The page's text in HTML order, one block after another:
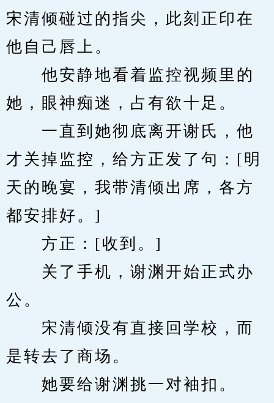
宋清倾碰过的指尖，此刻正印在
他自己唇上。
他安静地看着监控视频里的
她，眼神痴迷，占有欲十足。
一直到她彻底离开谢氏，他
才关掉监控，给方正发了句：[明
天的晚宴，我带清倾出席，各方
都安排好。]
方正：[收到。]
关了手机，谢渊开始正式办
公。
宋清倾没有直接回学校，而
是转去了商场。
她要给谢渊挑一对袖扣。